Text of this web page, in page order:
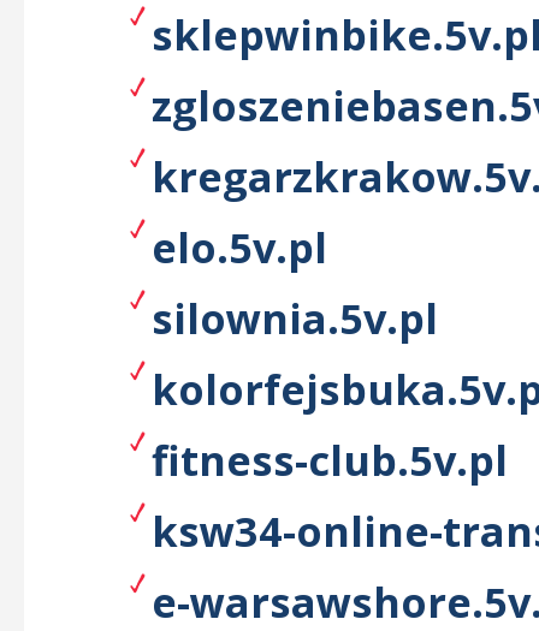
elo.5v.pl
silownia.5v.pl
fitness-club.5v.pl
ksw34-online-
e-